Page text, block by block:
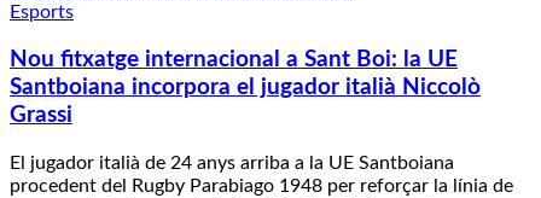
Esports
Nou fitxatge internacional a Sant Boi: la UE
Santboiana incorpora el jugador italià Niccolò
Grassi
El jugador italià de 24 anys arriba a la UE Santboiana
procedent del Rugby Parabiago 1948 per reforçar la línia de